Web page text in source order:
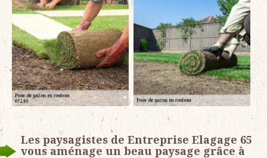
Les paysagistes de Entreprise Elagage 65
vous aménage un beau paysage grâce à